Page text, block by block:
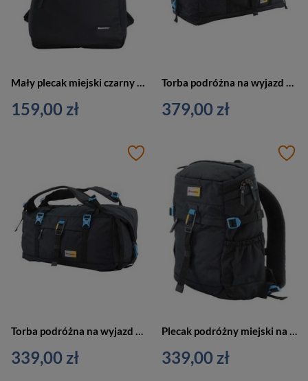
159,00 zł 379,00 zł
Torba podróżna na wyjazd plecak czarny 50cm - Discovery ICON 730 D00730.06
339,00 zł
Plecak podróżny miejski na laptopa czarny - Discovery ICON 723 D00723.06
339,00 zł